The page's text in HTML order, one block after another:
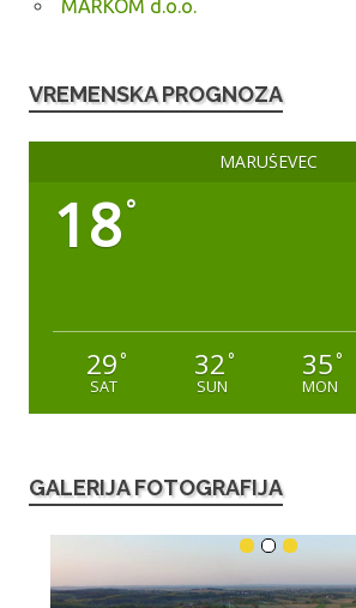
MARKOM d.o.o.
VREMENSKA PROGNOZA
MARUŠEVEC
18°
29°
SAT
32°
SUN
35°
MON
GALERIJA FOTOGRAFIJA